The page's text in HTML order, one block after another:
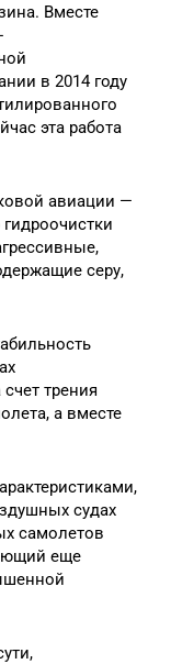
Вместе
в 2014 году
эта работа
авиации —
серу,
трения
а вместе
судах
самолетов
еще